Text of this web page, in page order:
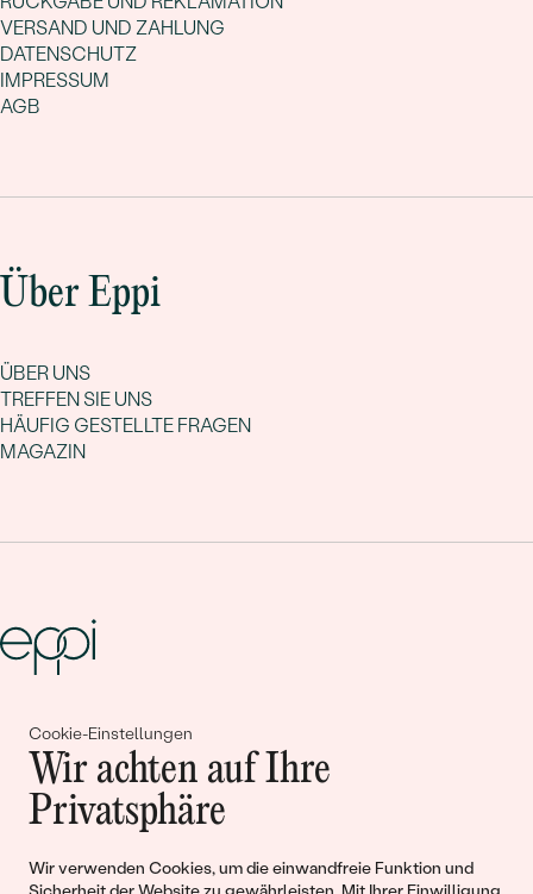
Cookie-Einstellungen
Wir achten auf Ihre
Privatsphäre
Wir verwenden Cookies, um die einwandfreie Funktion und
VERSAND UND ZAHLUNG
DATENSCHUTZ
IMPRESSUM
AGB
Über Eppi
ÜBER UNS
TREFFEN SIE UNS
HÄUFIG GESTELLTE FRAGEN
MAGAZIN
Gemeinsam erschaffen wir
Geschichten von Schönheit und
Liebe
Begleiten Sie uns!